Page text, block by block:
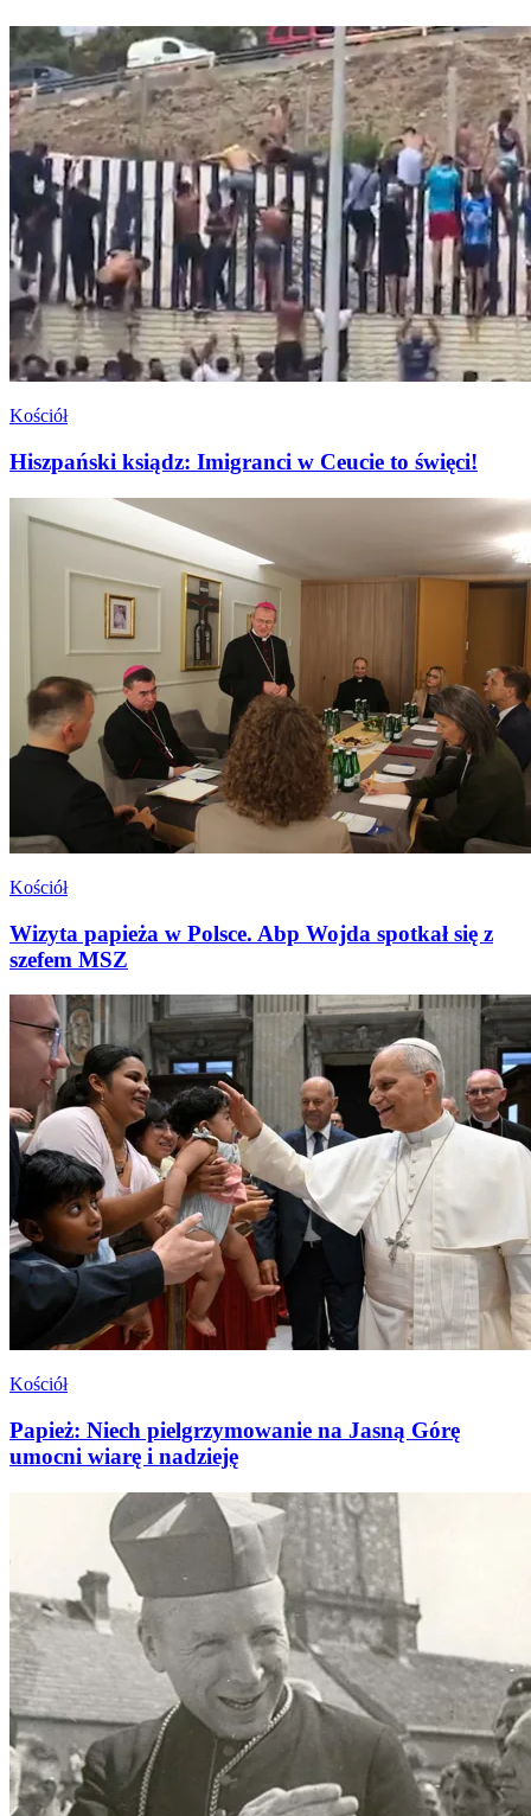
Kościół
Hiszpański ksiądz: Imigranci w Ceucie to święci!
Kościół
Wizyta papieża w Polsce. Abp Wojda spotkał się z
szefem MSZ
Kościół
Papież: Niech pielgrzymowanie na Jasną Górę
umocni wiarę i nadzieję